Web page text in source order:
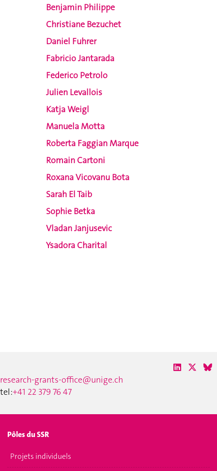
Benjamin Philippe
Christiane Bezuchet
Daniel Fuhrer
Fabricio Jantarada
Federico Petrolo
Julien Levallois
Katja Weigl
Manuela Motta
Roberta Faggian Marque
Romain Cartoni
Roxana Vicovanu Bota
Sarah El Taib
Sophie Betka
Vladan Janjusevic
Ysadora Charital
research-grants-office@unige.ch
tel:+41 22 379 76 47
Pôles du SSR
Projets individuels